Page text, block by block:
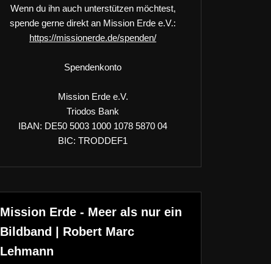
Wenn du ihn auch unterstützen möchtest,
spende gerne direkt an Mission Erde e.V.:
https://missionerde.de/spenden/
Spendenkonto
Mission Erde e.V.
Triodos Bank
IBAN: DE50 5003 1000 1078 5870 04
BIC: TRODDEF1
Mission Erde - Meer als nur ein
Bildband | Robert Marc
Lehmann